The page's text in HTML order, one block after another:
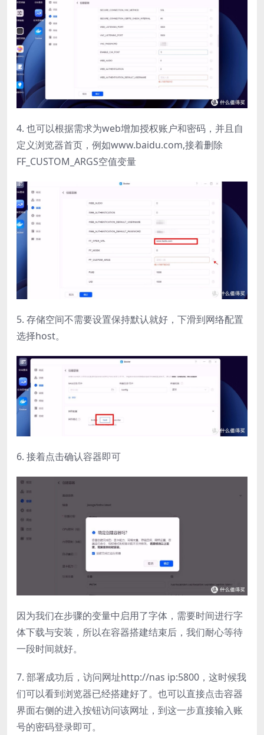
4. 也可以根据需求为web增加授权账户和密码，并且自
定义浏览器首页，例如www.baidu.com,接着删除
FF_CUSTOM_ARGS空值变量
5. 存储空间不需要设置保持默认就好，下滑到网络配置
选择host。
6. 接着点击确认容器即可
因为我们在步骤的变量中启用了字体，需要时间进行字
体下载与安装，所以在容器搭建结束后，我们耐心等待
一段时间就好。
7. 部署成功后，访问网址http://nas ip:5800，这时候我
们可以看到浏览器已经搭建好了。也可以直接点击容器
界面右侧的进入按钮访问该网址，到这一步直接输入账
号的密码登录即可。